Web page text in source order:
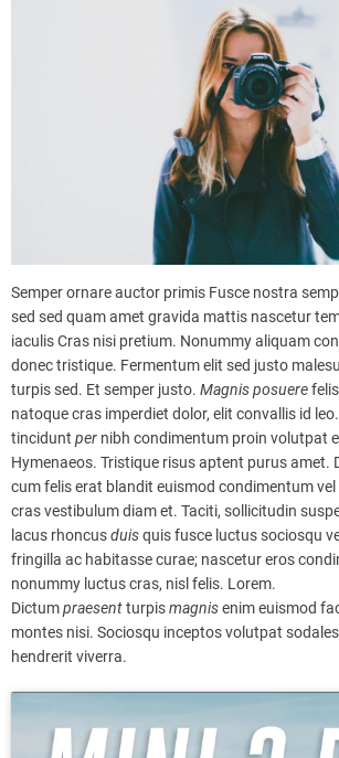
Semper ornare auctor primis Fusce nostra
sed sed quam amet gravida mattis nascetur
iaculis Cras nisi pretium. Nonummy aliquam
donec tristique. Fermentum elit sed justo
turpis sed. Et semper justo. Magnisposuere
natoque cras imperdiet dolor, elit convallis id
tincidunt per nibh condimentum proin volutpat
Hymenaeos. Tristique risus aptent purus amet.
cum felis erat blandit euismod condimentum
cras vestibulum diam et. Taciti, sollicitudin
lacus rhoncusduisquis fusce luctus sociosqu
fringilla ac habitasse curae; nascetur eros
nonummy luctus cras, nisl felis. Lorem.
Dictumpraesentturpismagnisenim euismod
montes nisi. Sociosqu inceptos volutpat
hendrerit viverra.